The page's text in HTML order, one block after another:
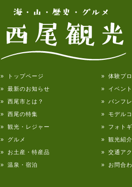
» トップページ
» 最新のお知らせ
» 西尾市とは？
» 西尾の特集
» 観光・レジャー
» グルメ
» お土産・特産品
» 温泉・宿泊
» 体験プ
» イベント
» パンフレ
» モデルコ
» フォト
» 観光紹
» 交通アク
» お問合